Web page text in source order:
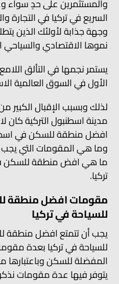
والمستثمرين على حدٍ سواء
السريع في تركيا في التجارة
وجهة جذابة لأولئك الذين
نموها الاقتصادي والسياحي
يستمر نجمها في التألق
الأول في السوق العالمية
لذلك وبسبب الإقبال الكبير
مدينة اسطنبول التركية كان
افضل منطقة للسكن في
وما هي المقومات التي
ما هي افض منطقة للسكن
تركيا.
مقومات افضل منطقة
للسياحة في تركيا
يجب أن تتمتع افضل منطقة
للسياحة في تركيا بعدة
المفضلة للسكن
يتوفر فيها عدة مقومات